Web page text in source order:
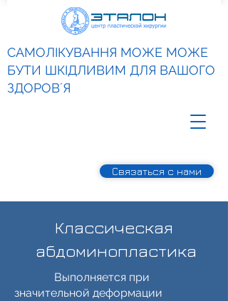
Связаться с нами
САМОЛІКУВАННЯ МОЖЕ МОЖЕ
БУТИ ШКІДЛИВИМ ДЛЯ ВАШОГО
ЗДОРОВʼЯ
Классическая
абдоминопластика
Выполняется при
значительной деформации